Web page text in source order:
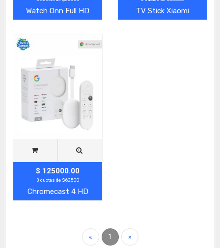
Watch Onn Full HD TV Stick Xiaomi
$ 125000.00
3 cuotas de $62500
Chromecast 4 HD
« 1 »